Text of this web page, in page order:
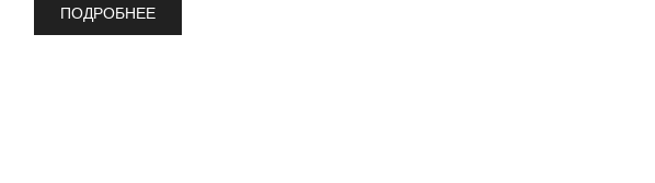
ПОДРОБНЕЕ